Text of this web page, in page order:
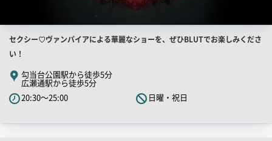
店
舗
PR
キ
ャ
チ
セクシー♡ヴァンパイアによる華麗なショーを、ぜひBLUTでお楽しみくださ
い！
勾当台公園駅から徒歩5分
広瀬通駅から徒歩5分
20:30～25:00
日曜・祝日